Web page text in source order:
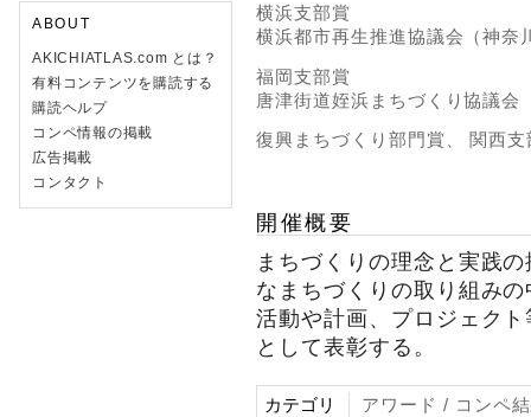
ABOUT
AKICHIATLAS.com とは？
有料コンテンツを購読する
購読ヘルプ
コンペ情報の掲載
広告掲載
コンタクト
横浜支部賞
横浜都市再生推進協議会（神奈
福岡支部賞
唐津街道姪浜まちづくり協議会
復興まちづくり部門賞、 関西
開催概要
まちづくりの理念と実践
なまちづくりの取り組み
活動や計画、プロジェク
として表彰する。
カテゴリ
アワード / コンペ